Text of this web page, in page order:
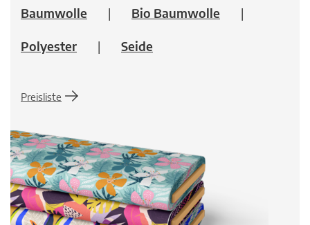
Baumwolle Bio Baumwolle
Polyester Seide
Preisliste